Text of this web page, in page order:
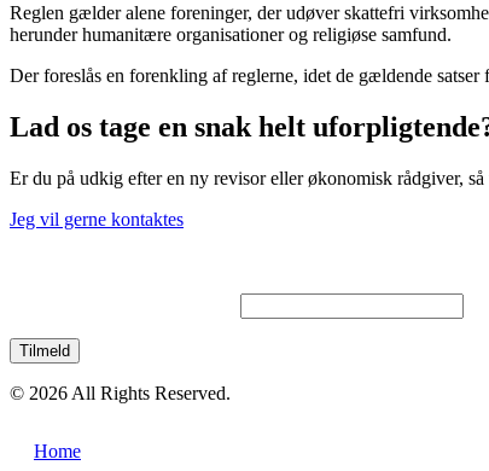
Reglen gælder alene foreninger, der udøver skattefri
herunder humanitære organisationer og religiøse samfund.
Der foreslås en forenkling af reglerne, idet de gældende
Lad os tage en snak helt
Er du på udkig efter en ny revisor eller økonomisk rådgiver,
Jeg vil gerne kontaktes
© 2026 All Rights Reserved.
Home